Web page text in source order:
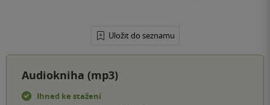
Uložit do seznamu
Audiokniha (mp3)
Ihned ke stažení